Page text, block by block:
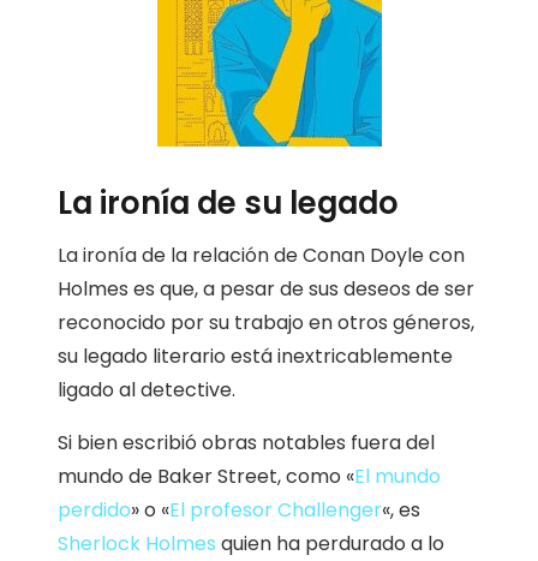
La ironía de su legado
La ironía de la relación de Conan Doyle con
Holmes es que, a pesar de sus deseos de ser
reconocido por su trabajo en otros géneros,
su legado literario está inextricablemente
ligado al detective.
Si bien escribió obras notables fuera del
mundo de Baker Street, como «El mundo
perdido» o «El profesor Challenger«, es
Sherlock Holmes quien ha perdurado a lo